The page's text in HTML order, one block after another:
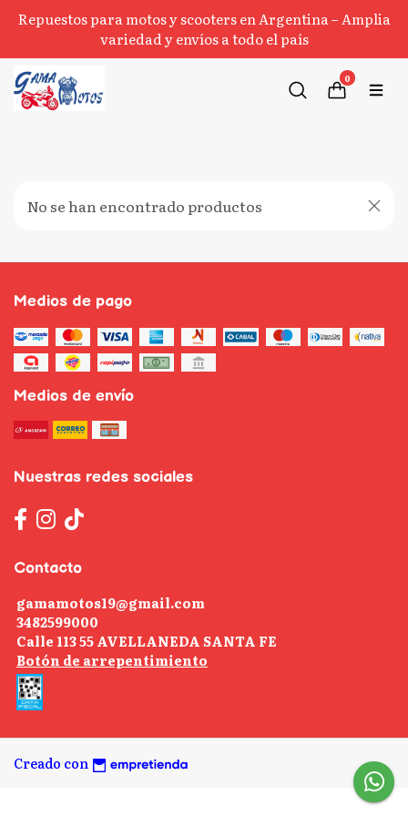
Repuestos para motos y scooters en Argentina – Amplia
variedad y envíos a todo el país
0
No se han encontrado productos
Medios de pago
Medios de envío
Nuestras redes sociales
Contacto
gamamotos19@gmail.com
3482599000
Calle 113 55 AVELLANEDA SANTA FE
Botón de arrepentimiento
Creado con